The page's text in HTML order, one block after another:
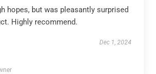
hopes, but was pleasantly surprised
Highly recommend.
Dec 1, 2024